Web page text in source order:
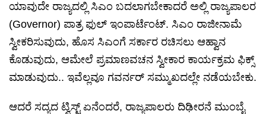
ಯಾವುದೇ ರಾಜ್ಯದಲ್ಲಿ ಸಿಎಂ ಬದಲಾಗಬೇಕಾದರೆ ಅಲ್ಲಿ ರಾಜ್ಯಪಾಲರ
(Governor) ಪಾತ್ರ ಫುಲ್ ಇಂಪಾರ್ಟೆಂಟ್. ಸಿಎಂ ರಾಜೀನಾಮೆ
ಸ್ವೀಕರಿಸುವುದು, ಹೊಸ ಸಿಎಂಗೆ ಸರ್ಕಾರ ರಚಿಸಲು ಆಹ್ವಾನ
ಕೊಡುವುದು, ಆಮೇಲೆ ಪ್ರಮಾಣವಚನ ಸ್ವೀಕಾರ ಕಾರ್ಯಕ್ರಮ ಫಿಕ್ಸ್
ಮಾಡುವುದು.. ಇವೆಲ್ಲವೂ ಗವರ್ನರ್ ಸಮ್ಮುಖದಲ್ಲೇ ನಡೆಯಬೇಕು.
ಆದರೆ ಸದ್ಯದ ಟ್ವಿಸ್ಟ್ ಏನೆಂದರೆ, ರಾಜ್ಯಪಾಲರು ದಿಢೀರನೆ ಮುಂಬೈ